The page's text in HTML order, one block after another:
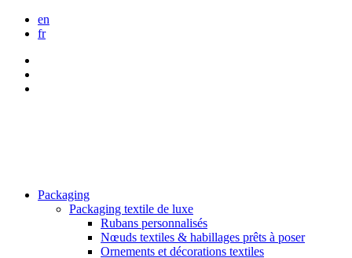
en
fr
Packaging
Packaging textile de luxe
Rubans personnalisés
Nœuds textiles & habillages prêts à poser
Ornements et décorations textiles